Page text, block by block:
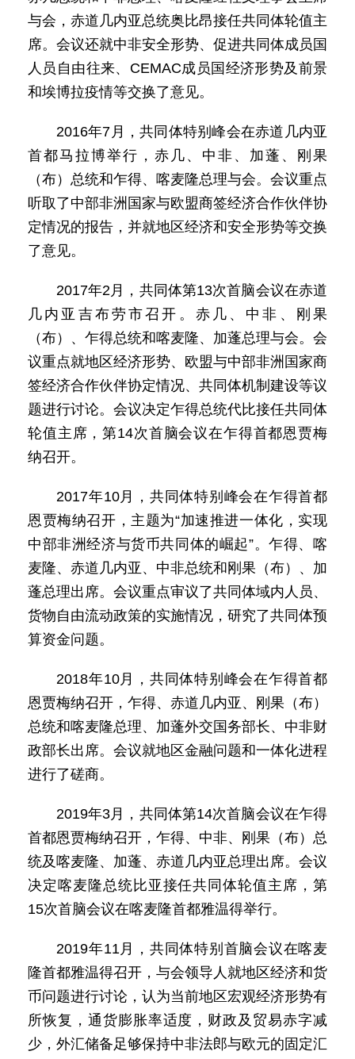
与会，赤道几内亚总统奥比昂接任共同体轮值主
席。会议还就中非安全形势、促进共同体成员国
人员自由往来、CEMAC成员国经济形势及前景
和埃博拉疫情等交换了意见。
2016年7月，共同体特别峰会在赤道几内亚
首都马拉博举行，赤几、中非、加蓬、刚果
（布）总统和乍得、喀麦隆总理与会。会议重点
听取了中部非洲国家与欧盟商签经济合作伙伴协
定情况的报告，并就地区经济和安全形势等交换
了意见。
2017年2月，共同体第13次首脑会议在赤道
几内亚吉布劳市召开。赤几、中非、刚果
（布）、乍得总统和喀麦隆、加蓬总理与会。会
议重点就地区经济形势、欧盟与中部非洲国家商
签经济合作伙伴协定情况、共同体机制建设等议
题进行讨论。会议决定乍得总统代比接任共同体
轮值主席，第14次首脑会议在乍得首都恩贾梅
纳召开。
2017年10月，共同体特别峰会在乍得首都
恩贾梅纳召开，主题为“加速推进一体化，实现
中部非洲经济与货币共同体的崛起”。乍得、喀
麦隆、赤道几内亚、中非总统和刚果（布）、加
蓬总理出席。会议重点审议了共同体域内人员、
货物自由流动政策的实施情况，研究了共同体预
算资金问题。
2018年10月，共同体特别峰会在乍得首都
恩贾梅纳召开，乍得、赤道几内亚、刚果（布）
总统和喀麦隆总理、加蓬外交国务部长、中非财
政部长出席。会议就地区金融问题和一体化进程
进行了磋商。
2019年3月，共同体第14次首脑会议在乍得
首都恩贾梅纳召开，乍得、中非、刚果（布）总
统及喀麦隆、加蓬、赤道几内亚总理出席。会议
决定喀麦隆总统比亚接任共同体轮值主席，第
15次首脑会议在喀麦隆首都雅温得举行。
2019年11月，共同体特别首脑会议在喀麦
隆首都雅温得召开，与会领导人就地区经济和货
币问题进行讨论，认为当前地区宏观经济形势有
所恢复，通货膨胀率适度，财政及贸易赤字减
少，外汇储备足够保持中非法郎与欧元的固定汇